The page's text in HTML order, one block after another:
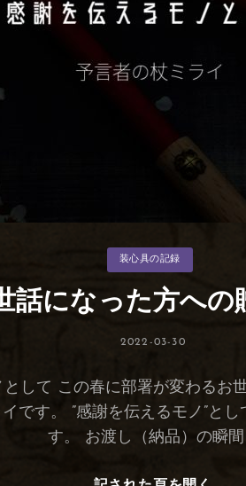
ー
装心具の記録
話になった方への
投
2022-03-30
して この春に部署が変わるお
です。 ”感謝を伝えるモノ”と
す。 お渡し（納品）の瞬